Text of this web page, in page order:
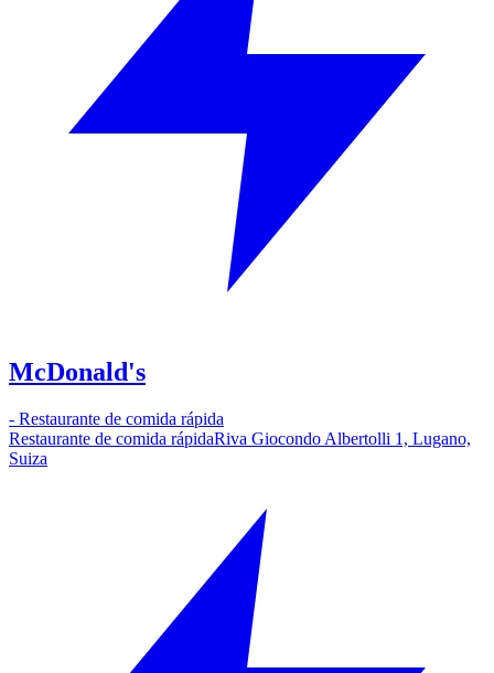
McDonald's
- Restaurante de comida rápida
Restaurante de comida rápidaRiva Giocondo Albertolli 1, Lugano,
Suiza